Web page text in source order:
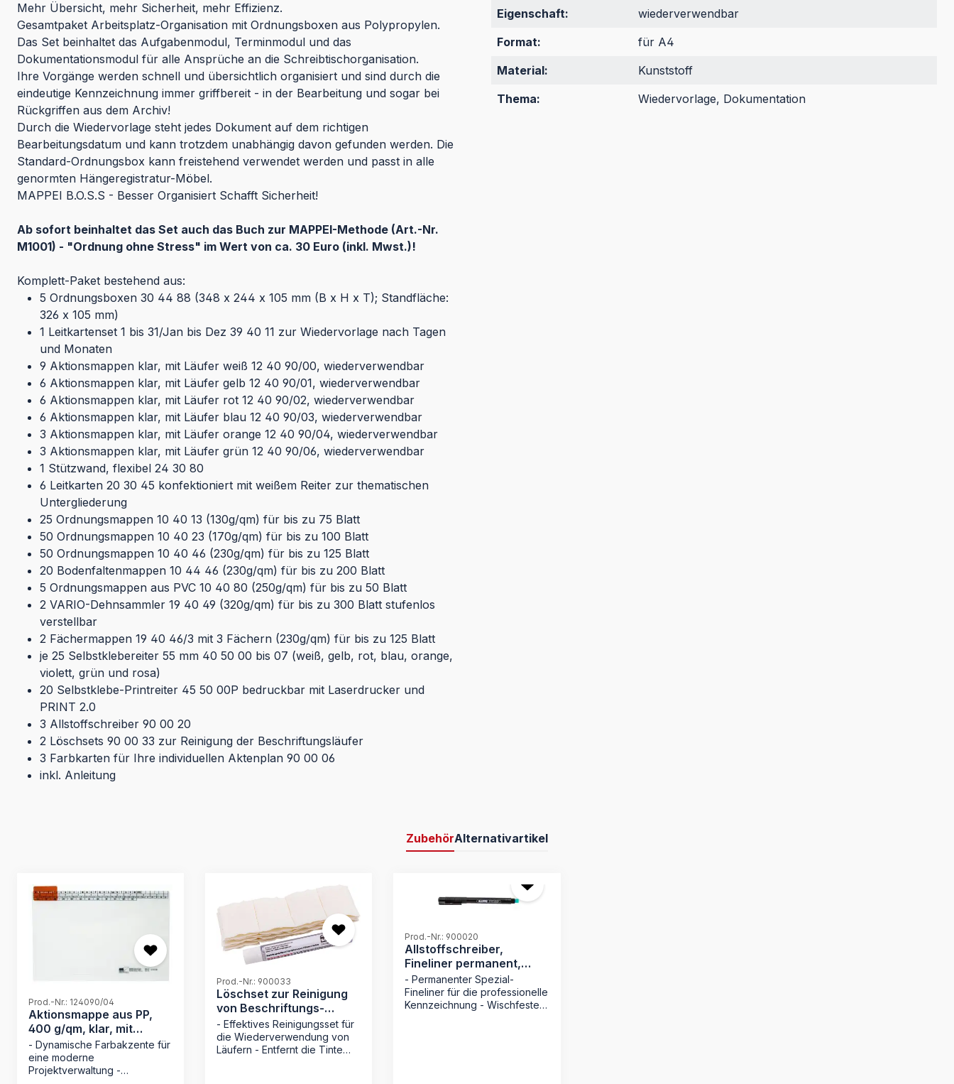
Mehr Übersicht, mehr Sicherheit, mehr Effizienz.
Gesamtpaket Arbeitsplatz-Organisation mit Ordnungsboxen aus Polypropylen.
Das Set beinhaltet das Aufgabenmodul, Terminmodul und das
Dokumentationsmodul für alle Ansprüche an die Schreibtischorganisation.
Ihre Vorgänge werden schnell und übersichtlich organisiert und sind durch die
eindeutige Kennzeichnung immer griffbereit - in der Bearbeitung und sogar bei
Rückgriffen aus dem Archiv!
Durch die Wiedervorlage steht jedes Dokument auf dem richtigen
Bearbeitungsdatum und kann trotzdem unabhängig davon gefunden werden. Die
Standard-Ordnungsbox kann freistehend verwendet werden und passt in alle
genormten Hängeregistratur-Möbel.
MAPPEI B.O.S.S - Besser Organisiert Schafft Sicherheit!
Ab sofort beinhaltet das Set auch das Buch zur MAPPEI-Methode (Art.-Nr.
M1001) - "Ordnung ohne Stress" im Wert von ca. 30 Euro (inkl. Mwst.)!
Komplett-Paket bestehend aus:
5 Ordnungsboxen 30 44 88 (348 x 244 x 105 mm (B x H x T); Standfläche:
326 x 105 mm)
1 Leitkartenset 1 bis 31/Jan bis Dez 39 40 11 zur Wiedervorlage nach Tagen
und Monaten
9 Aktionsmappen klar, mit Läufer weiß 12 40 90/00, wiederverwendbar
6 Aktionsmappen klar, mit Läufer gelb 12 40 90/01, wiederverwendbar
6 Aktionsmappen klar, mit Läufer rot 12 40 90/02, wiederverwendbar
6 Aktionsmappen klar, mit Läufer blau 12 40 90/03, wiederverwendbar
3 Aktionsmappen klar, mit Läufer orange 12 40 90/04, wiederverwendbar
3 Aktionsmappen klar, mit Läufer grün 12 40 90/06, wiederverwendbar
1 Stützwand, flexibel 24 30 80
6 Leitkarten 20 30 45 konfektioniert mit weißem Reiter zur thematischen
Untergliederung
25 Ordnungsmappen 10 40 13 (130g/qm) für bis zu 75 Blatt
50 Ordnungsmappen 10 40 23 (170g/qm) für bis zu 100 Blatt
50 Ordnungsmappen 10 40 46 (230g/qm) für bis zu 125 Blatt
20 Bodenfaltenmappen 10 44 46 (230g/qm) für bis zu 200 Blatt
5 Ordnungsmappen aus PVC 10 40 80 (250g/qm) für bis zu 50 Blatt
2 VARIO-Dehnsammler 19 40 49 (320g/qm) für bis zu 300 Blatt stufenlos
verstellbar
2 Fächermappen 19 40 46/3 mit 3 Fächern (230g/qm) für bis zu 125 Blatt
je 25 Selbstklebereiter 55 mm 40 50 00 bis 07 (weiß, gelb, rot, blau, orange,
violett, grün und rosa)
20 Selbstklebe-Printreiter 45 50 00P bedruckbar mit Laserdrucker und
PRINT 2.0
3 Allstoffschreiber 90 00 20
2 Löschsets 90 00 33 zur Reinigung der Beschriftungsläufer
3 Farbkarten für Ihre individuellen Aktenplan 90 00 06
inkl. Anleitung
Eigenschaft:
wiederverwendbar
Format:
für A4
Material:
Kunststoff
Thema:
Wiedervorlage, Dokumentation
ZubehörAlternativartikel
Produktgalerie überspringen
Prod.-Nr.: 124090/04
Aktionsmappe aus PP,
400 g/qm, klar, mit
Läufer
- Dynamische Farbakzente für
eine moderne
Projektverwaltung -
Prod.-Nr.: 900033
Löschset zur Reinigung
von Beschriftungs-
Läufern 9124..
- Effektives Reinigungsset für
die Wiederverwendung von
Läufern - Entfernt die Tinte
Prod.-Nr.: 900020
Allstoffschreiber,
Fineliner permanent,
schwarz
- Permanenter Spezial-
Fineliner für die professionelle
Kennzeichnung - Wischfeste